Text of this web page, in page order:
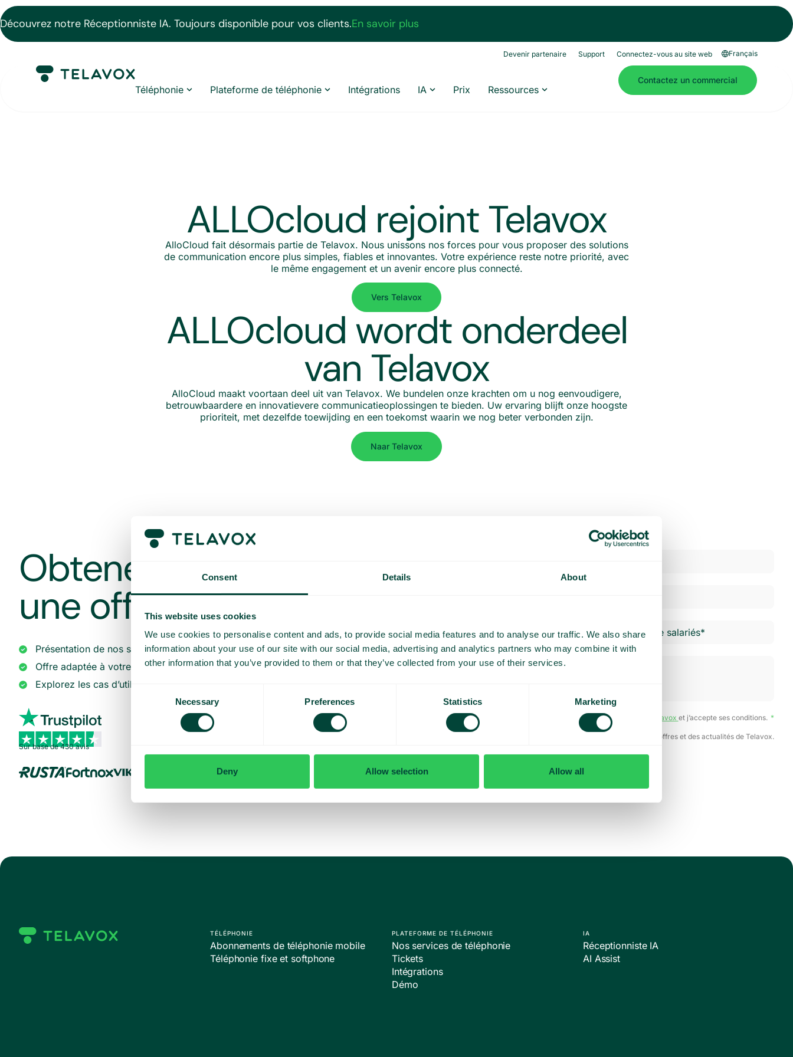
Consent Details About
This website uses cookies
We use cookies to personalise content and ads, to provide social media features and to analyse our traffic. We also share
information about your use of our site with our social media, advertising and analytics partners who may combine it with
other information that you’ve provided to them or that they’ve collected from your use of their services.
Consent
Necessary Preferences Statistics Marketing
Deny Allow selection Allow all
Découvrez notre Réceptionniste IA. Toujours disponible pour vos clients.En savoir plus
Devenir partenaire Support Connectez-vous au site web Français
Téléphonie Plateforme de téléphonie Intégrations IA Prix Ressources
Contactez un commercial
ALLOcloud rejoint Telavox
AlloCloud fait désormais partie de Telavox. Nous unissons nos forces pour vous proposer des solutions
de communication encore plus simples, fiables et innovantes. Votre expérience reste notre priorité, avec
le même engagement et un avenir encore plus connecté.
Vers Telavox
ALLOcloud wordt onderdeel
van Telavox
AlloCloud maakt voortaan deel uit van Telavox. We bundelen onze krachten om u nog eenvoudigere,
betrouwbaardere en innovatievere communicatieoplossingen te bieden. Uw ervaring blijft onze hoogste
prioriteit, met dezelfde toewijding en een toekomst waarin we nog beter verbonden zijn.
Naar Telavox
Obtenez une démo et
une offre sur mesure
Présentation de nos services
Offre adaptée à votre entreprise
Explorez les cas d’utilisation pour votre équipe
Sur base de 430 avis
Politique de confidentialité de Telavox et j’accepte ses conditions.
J’accepte de recevoir des offres et des actualités de Telavox.
TÉLÉPHONIE
Abonnements de téléphonie mobile
Téléphonie fixe et softphone
PLATEFORME DE TÉLÉPHONIE
Nos services de téléphonie
Tickets
Intégrations
Démo
IA
Réceptionniste IA
AI Assist